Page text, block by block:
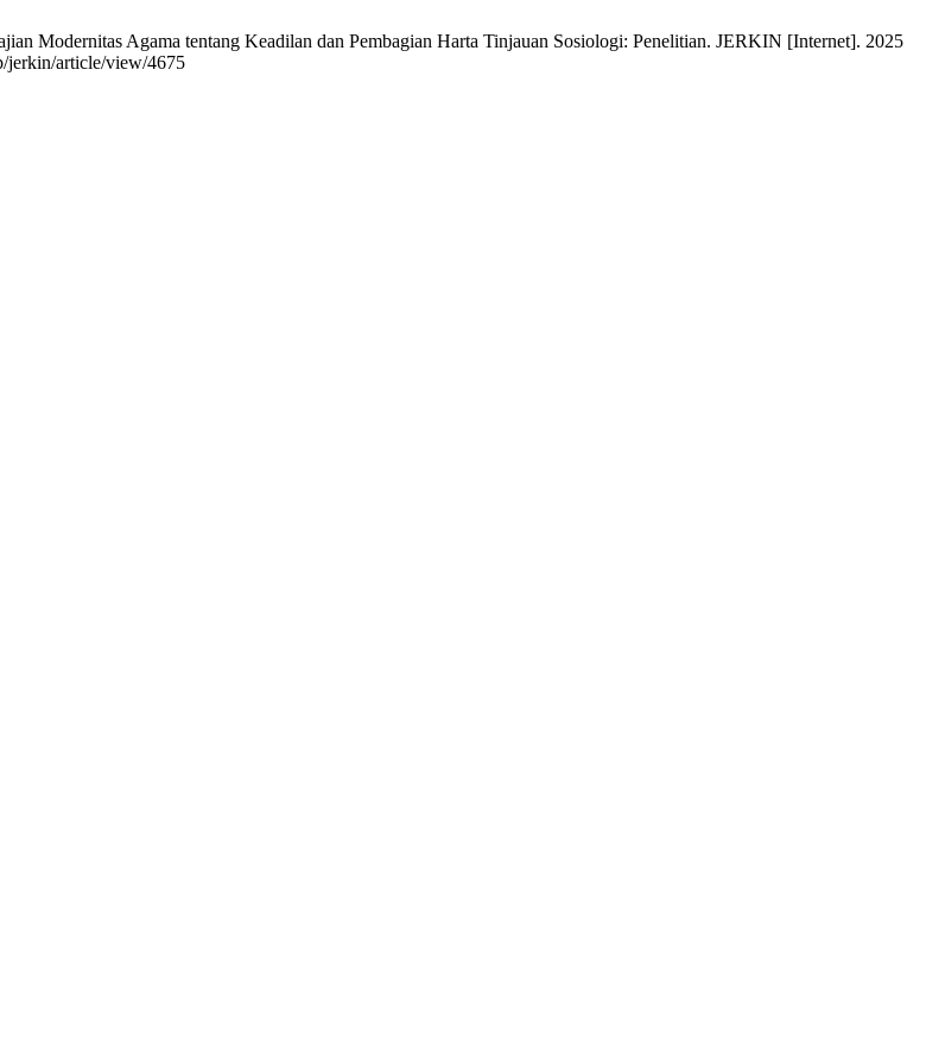
Modernitas Agama tentang Keadilan dan Pembagian Harta Tinjauan Sosiologi: Penelitian. JERKIN [Internet]. 2025
jerkin/article/view/4675